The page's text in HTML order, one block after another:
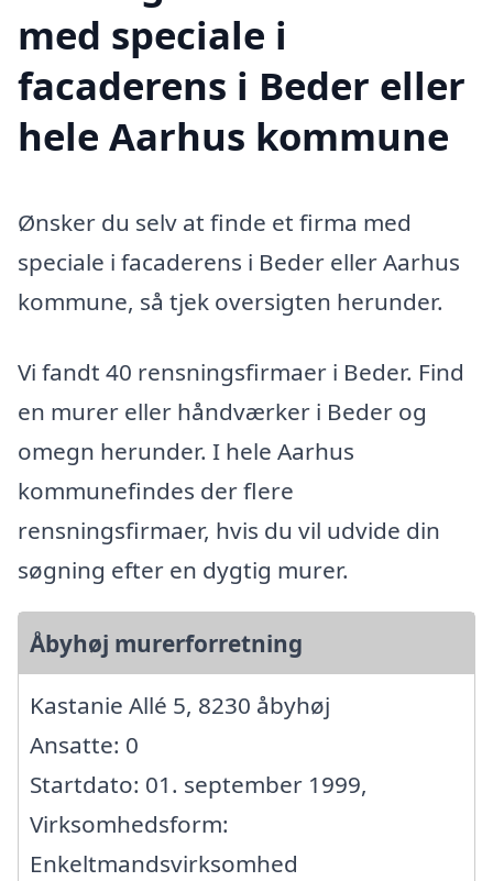
med speciale i
facaderens i Beder eller
hele Aarhus kommune
Ønsker du selv at finde et firma med
speciale i facaderens i Beder eller Aarhus
kommune, så tjek oversigten herunder.
Vi fandt 40 rensningsfirmaer i Beder. Find
en murer eller håndværker i Beder og
omegn herunder. I hele Aarhus
kommunefindes der flere
rensningsfirmaer, hvis du vil udvide din
søgning efter en dygtig murer.
Åbyhøj murerforretning
Kastanie Allé 5, 8230 åbyhøj
Ansatte: 0
Startdato: 01. september 1999,
Virksomhedsform:
Enkeltmandsvirksomhed